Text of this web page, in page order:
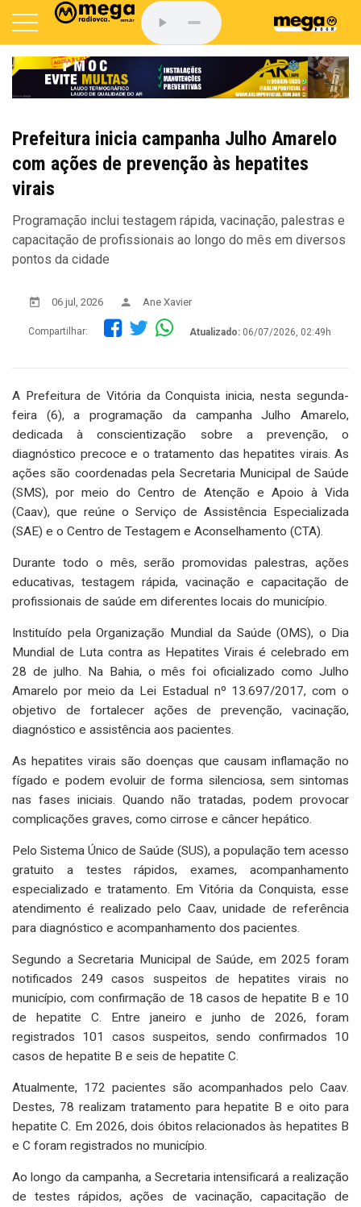
Prefeitura inicia campanha Julho Amarelo
com ações de prevenção às hepatites
virais
Programação inclui testagem rápida, vacinação, palestras e
capacitação de profissionais ao longo do mês em diversos
pontos da cidade
06 jul, 2026 Ane Xavier
Compartilhar: Atualizado: 06/07/2026, 02:49h
A Prefeitura de Vitória da Conquista inicia, nesta segunda-
feira (6), a programação da campanha Julho Amarelo,
dedicada à conscientização sobre a prevenção, o
diagnóstico precoce e o tratamento das hepatites virais. As
ações são coordenadas pela Secretaria Municipal de Saúde
(SMS), por meio do Centro de Atenção e Apoio à Vida
(Caav), que reúne o Serviço de Assistência Especializada
(SAE) e o Centro de Testagem e Aconselhamento (CTA).
Durante todo o mês, serão promovidas palestras, ações
educativas, testagem rápida, vacinação e capacitação de
profissionais de saúde em diferentes locais do município.
Instituído pela Organização Mundial da Saúde (OMS), o Dia
Mundial de Luta contra as Hepatites Virais é celebrado em
28 de julho. Na Bahia, o mês foi oficializado como Julho
Amarelo por meio da Lei Estadual nº 13.697/2017, com o
objetivo de fortalecer ações de prevenção, vacinação,
diagnóstico e assistência aos pacientes.
As hepatites virais são doenças que causam inflamação no
fígado e podem evoluir de forma silenciosa, sem sintomas
nas fases iniciais. Quando não tratadas, podem provocar
complicações graves, como cirrose e câncer hepático.
Pelo Sistema Único de Saúde (SUS), a população tem acesso
gratuito a testes rápidos, exames, acompanhamento
especializado e tratamento. Em Vitória da Conquista, esse
atendimento é realizado pelo Caav, unidade de referência
para diagnóstico e acompanhamento dos pacientes.
Segundo a Secretaria Municipal de Saúde, em 2025 foram
notificados 249 casos suspeitos de hepatites virais no
município, com confirmação de 18 casos de hepatite B e 10
de hepatite C. Entre janeiro e junho de 2026, foram
registrados 101 casos suspeitos, sendo confirmados 10
casos de hepatite B e seis de hepatite C.
Atualmente, 172 pacientes são acompanhados pelo Caav.
Destes, 78 realizam tratamento para hepatite B e oito para
hepatite C. Em 2026, dois óbitos relacionados às hepatites B
e C foram registrados no município.
Ao longo da campanha, a Secretaria intensificará a realização
de testes rápidos, ações de vacinação, capacitação de